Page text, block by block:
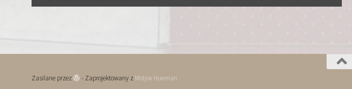
Zasilane przez - Zaprojektowany z Motyw Hueman